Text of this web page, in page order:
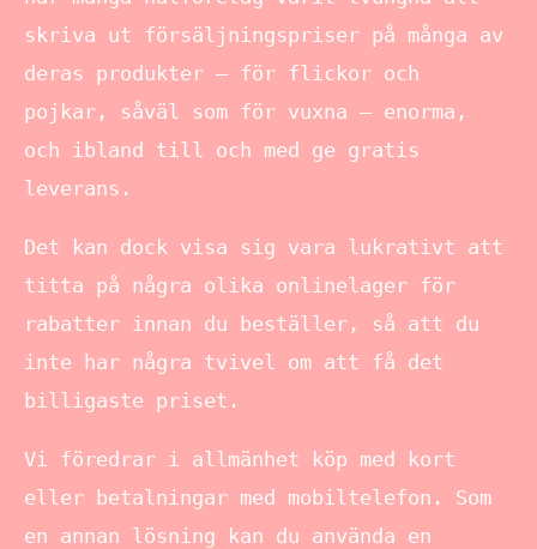
skriva ut försäljningspriser på många av
deras produkter – för flickor och
pojkar, såväl som för vuxna – enorma,
och ibland till och med ge gratis
leverans.
Det kan dock visa sig vara lukrativt att
titta på några olika onlinelager för
rabatter innan du beställer, så att du
inte har några tvivel om att få det
billigaste priset.
Vi föredrar i allmänhet köp med kort
eller betalningar med mobiltelefon. Som
en annan lösning kan du använda en